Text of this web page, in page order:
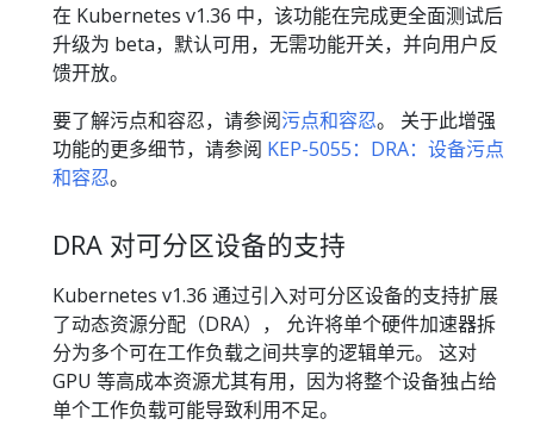
在 Kubernetes v1.36 中，该功能在完成更全面测试后
升级为 beta，默认可用，无需功能开关，并向用户反
馈开放。
要了解污点和容忍，请参阅污点和容忍。 关于此增强
功能的更多细节，请参阅 KEP-5055：DRA：设备污点
和容忍。
DRA 对可分区设备的支持
Kubernetes v1.36 通过引入对可分区设备的支持扩展
了动态资源分配（DRA）， 允许将单个硬件加速器拆
分为多个可在工作负载之间共享的逻辑单元。 这对
GPU 等高成本资源尤其有用，因为将整个设备独占给
单个工作负载可能导致利用不足。